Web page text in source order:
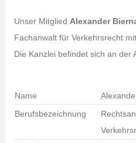
Unser Mitglied Alexander
Fachanwalt für Verkehrsrecht
Die Kanzlei befindet sich an der
Name
Berufsbezeichnung